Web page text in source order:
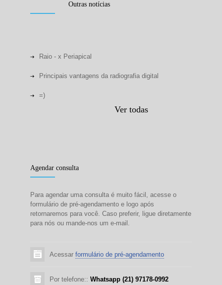
Outras notícias
Raio - x Periapical
Principais vantagens da radiografia digital
=)
Ver todas
Agendar consulta
Para agendar uma consulta é muito fácil, acesse o
formulário de pré-agendamento e logo após
retornaremos para você. Caso preferir, ligue diretamente
para nós ou mande-nos um e-mail.
Acessar formulário de pré-agendamento
Por telefone:: Whatsapp (21) 97178-0992